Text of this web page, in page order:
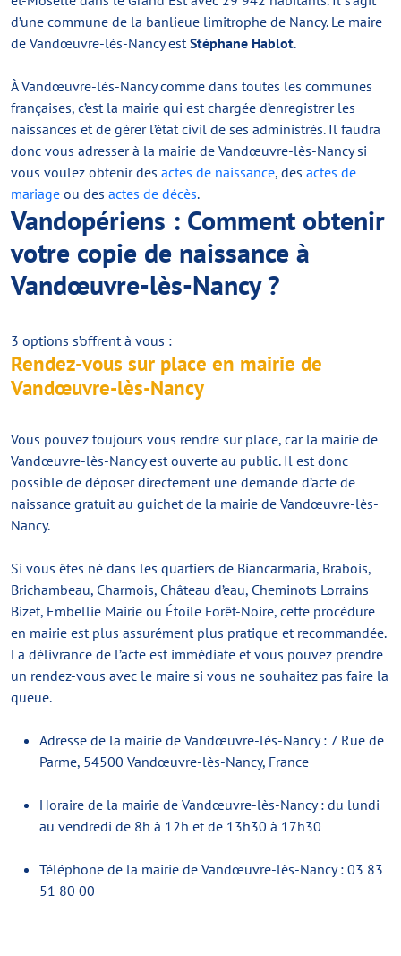
d’une commune de la banlieue limitrophe de Nancy. Le maire
de Vandœuvre-lès-Nancy estStéphane Hablot.
À Vandœuvre-lès-Nancy comme dans toutes les communes
françaises, c’est la mairie qui est chargée d’enregistrer les
naissances et de gérer l’état civil de ses administrés. Il faudra
donc vous adresser à la mairie de Vandœuvre-lès-Nancy si
vous voulez obtenir des actes de naissance, des actes de
mariage ou des actes de décès.
Vandopériens : Comment obtenir
votre copie de naissance à
Vandœuvre-lès-Nancy ?
3 options s’offrent à vous :
Rendez-vous sur place en mairie de
Vandœuvre-lès-Nancy
Vous pouvez toujours vous rendre sur place, car la mairie de
Vandœuvre-lès-Nancy est ouverte au public. Il est donc
possible de déposer directement une demande d’acte de
naissance gratuit au guichet de la mairie de Vandœuvre-lès-
Nancy.
Si vous êtes né dans les quartiers de Biancarmaria, Brabois,
Brichambeau, Charmois, Château d’eau, Cheminots Lorrains
Bizet, Embellie Mairie ou Étoile Forêt-Noire, cette procédure
en mairie est plus assurément plus pratique et recommandée.
La délivrance de l’acte est immédiate et vous pouvez prendre
un rendez-vous avec le maire si vous ne souhaitez pas faire la
queue.
Adresse de la mairie de Vandœuvre-lès-Nancy : 7 Rue de
Parme, 54500 Vandœuvre-lès-Nancy, France
Horaire de la mairie de Vandœuvre-lès-Nancy : du lundi
au vendredi de 8h à 12h et de 13h30 à 17h30
Téléphone de la mairie de Vandœuvre-lès-Nancy : 03 83
51 80 00